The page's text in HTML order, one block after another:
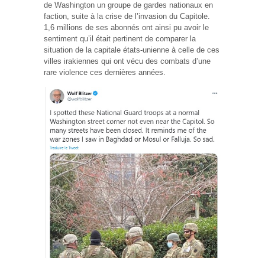
de Washington un groupe de gardes nationaux en
faction, suite à la crise de l’invasion du Capitole.
1,6 millions de ses abonnés ont ainsi pu avoir le
sentiment qu’il était pertinent de comparer la
situation de la capitale états-unienne à celle de ces
villes irakiennes qui ont vécu des combats d’une
rare violence ces dernières années.